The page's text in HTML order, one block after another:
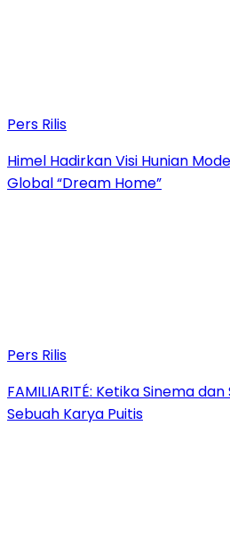
Pers Rilis
Himel Hadirkan Visi Hunian
Global “Dream Home”
Pers Rilis
FAMILIARITÉ: Ketika Sinema
Sebuah Karya Puitis